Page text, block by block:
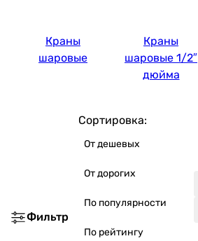
Краны
шаровые
Краны
шаровые 1/2″
дюйма
Фильтр
Сортировка:
От дешевых
От дорогих
По популярности
По рейтингу